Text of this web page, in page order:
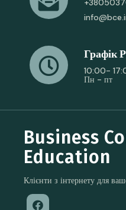
Графік
10:00-
Пн - пт
Business
Education
Клієнти з інтернету для